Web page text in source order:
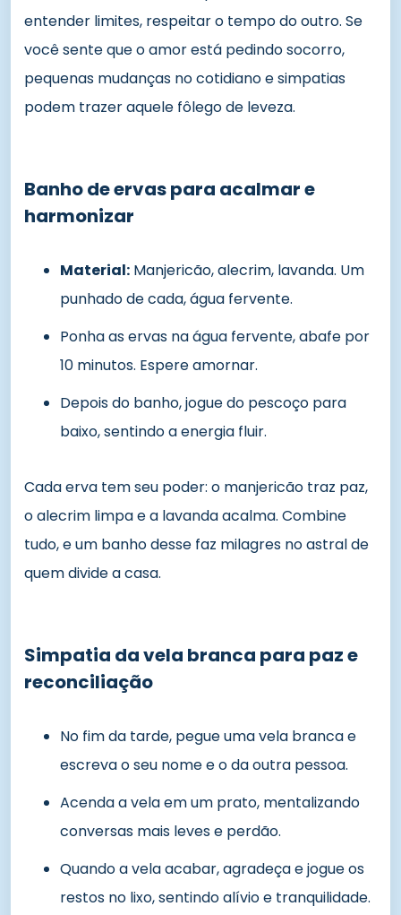
entender limites, respeitar o tempo do outro. Se
você sente que o amor está pedindo socorro,
pequenas mudanças no cotidiano e simpatias
podem trazer aquele fôlego de leveza.
Banho de ervas para acalmar e
harmonizar
Material: Manjericão, alecrim, lavanda. Um
punhado de cada, água fervente.
Ponha as ervas na água fervente, abafe por
10 minutos. Espere amornar.
Depois do banho, jogue do pescoço para
baixo, sentindo a energia fluir.
Cada erva tem seu poder: o manjericão traz paz,
o alecrim limpa e a lavanda acalma. Combine
tudo, e um banho desse faz milagres no astral de
quem divide a casa.
Simpatia da vela branca para paz e
reconciliação
No fim da tarde, pegue uma vela branca e
escreva o seu nome e o da outra pessoa.
Acenda a vela em um prato, mentalizando
conversas mais leves e perdão.
Quando a vela acabar, agradeça e jogue os
restos no lixo, sentindo alívio e tranquilidade.